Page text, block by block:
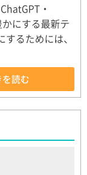
・
にする最新テ
るためには、
読む